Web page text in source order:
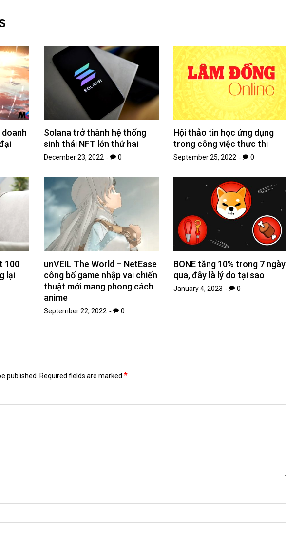
doanh
Solana trở thành hệ thống
sinh thái NFT lớn thứ hai
December 23, 2022 0
Hội thảo tin học ứng dụng
trong công việc thực thi
September 25, 2022 0
100
lại
unVEIL The World – NetEase
công bố game nhập vai chiến
thuật mới mang phong cách
anime
September 22, 2022 0
BONE tăng 10% trong 7 ngày
qua, đây là lý do tại sao
January 4, 2023 0
published. Required fields are marked *